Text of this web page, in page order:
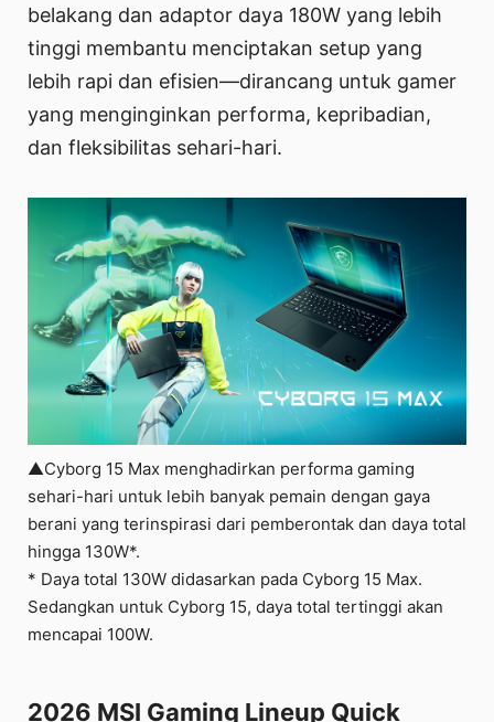
belakang dan adaptor daya 180W yang lebih
tinggi membantu menciptakan setup yang
lebih rapi dan efisien—dirancang untuk gamer
yang menginginkan performa, kepribadian,
dan fleksibilitas sehari-hari.
▲Cyborg 15 Max menghadirkan performa gaming
sehari-hari untuk lebih banyak pemain dengan gaya
berani yang terinspirasi dari pemberontak dan daya total
hingga 130W*.
* Daya total 130W didasarkan pada Cyborg 15 Max.
Sedangkan untuk Cyborg 15, daya total tertinggi akan
mencapai 100W.
2026 MSI Gaming Lineup Quick